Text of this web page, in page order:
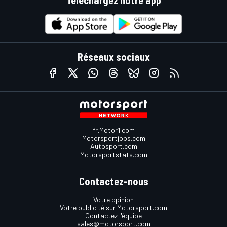
Réseaux sociaux
fr.Motor1.com
Motorsportjobs.com
Autosport.com
Motorsportstats.com
Contactez-nous
Votre opinion
Votre publicité sur Motorsport.com
Contactez l'équipe
sales@motorsport.com